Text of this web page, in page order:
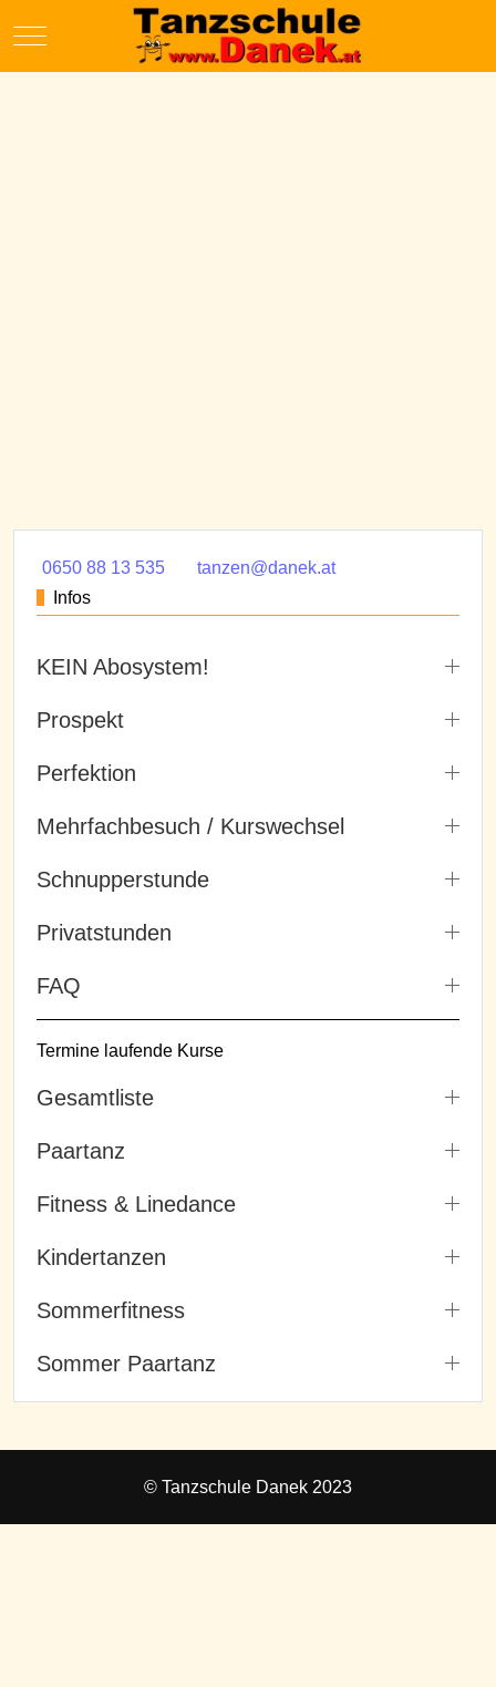
Mobile Menu Toggle
0650 88 13 535
tanzen@danek.at
Infos
KEIN Abosystem!
Prospekt
Perfektion
Mehrfachbesuch / Kurswechsel
Schnupperstunde
Privatstunden
FAQ
Termine laufende Kurse
Gesamtliste
Paartanz
Fitness & Linedance
Kindertanzen
Sommerfitness
Sommer Paartanz
© Tanzschule Danek 2023